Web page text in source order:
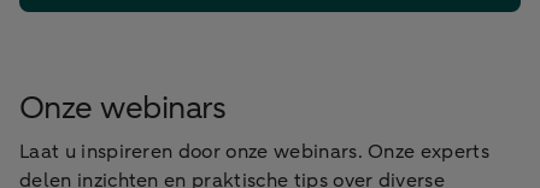
Onze webinars
Laat u inspireren door onze webinars. Onze experts
delen inzichten en praktische tips over diverse